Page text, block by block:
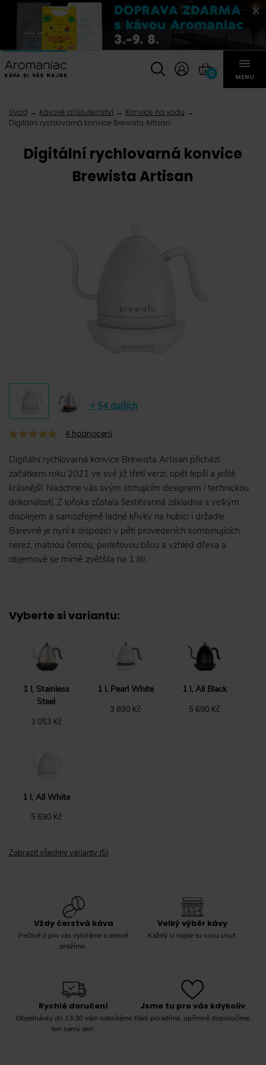
0 MENU
Úvod Kávové příslušenství
Konvice na vodu
Digitální rychlovarná konvice Brewista Artisan
Digitální rychlovarná konvice
Brewista Artisan
+ 54 dalších
4 hodnocení
Digitální rychlovarná konvice Brewista Artisan přichází
začátkem roku 2021 ve své již třetí verzi, opět lepší a ještě
krásnější. Nadchne vás svým strhujícím designem i technickou
dokonalostí. Z loňska zůstala šestihranná základna s velkým
displejem a samozřejmě ladné křivky na hubici i držadle.
Barevně je nyní k dispozici v pěti provedeních kombinujících
nerez, matnou černou, perleťovou bílou a vzhled dřeva a
objemově se mírně zvětšila na 1 litr.
Vyberte si variantu:
1 l, Stainless
Steel
3 053 Kč
1 l, Pearl White
3 890 Kč
1 l, All Black
5 690 Kč
1 l, All White
5 690 Kč
Zobrazit všechny varianty (5)
Vždy čerstvá káva
Pečlivě ji pro vás vybíráme a denně
pražíme.
Velký výběr kávy
Každý si najde tu svou chuť.
Rychlé doručení
Objednávky do 13:30 vám odesíláme
ten samý den.
Jsme tu pro vás kdykoliv
Rádi poradíme, upřímně doporučíme.